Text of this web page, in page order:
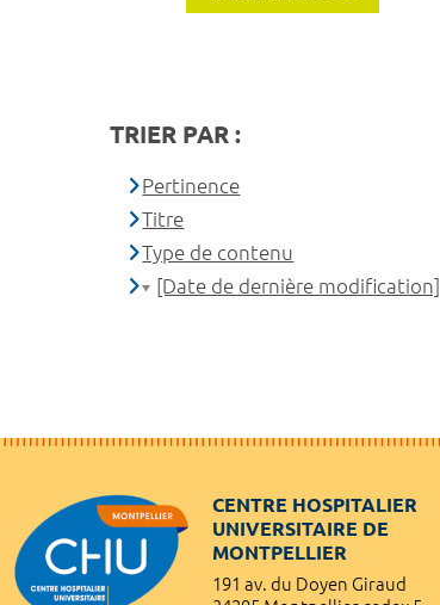
TRIER PAR :
Pertinence
Titre
Type de contenu
[Date de dernière modification]
CENTRE HOSPITALIER
UNIVERSITAIRE DE
MONTPELLIER
191 av. du Doyen Giraud